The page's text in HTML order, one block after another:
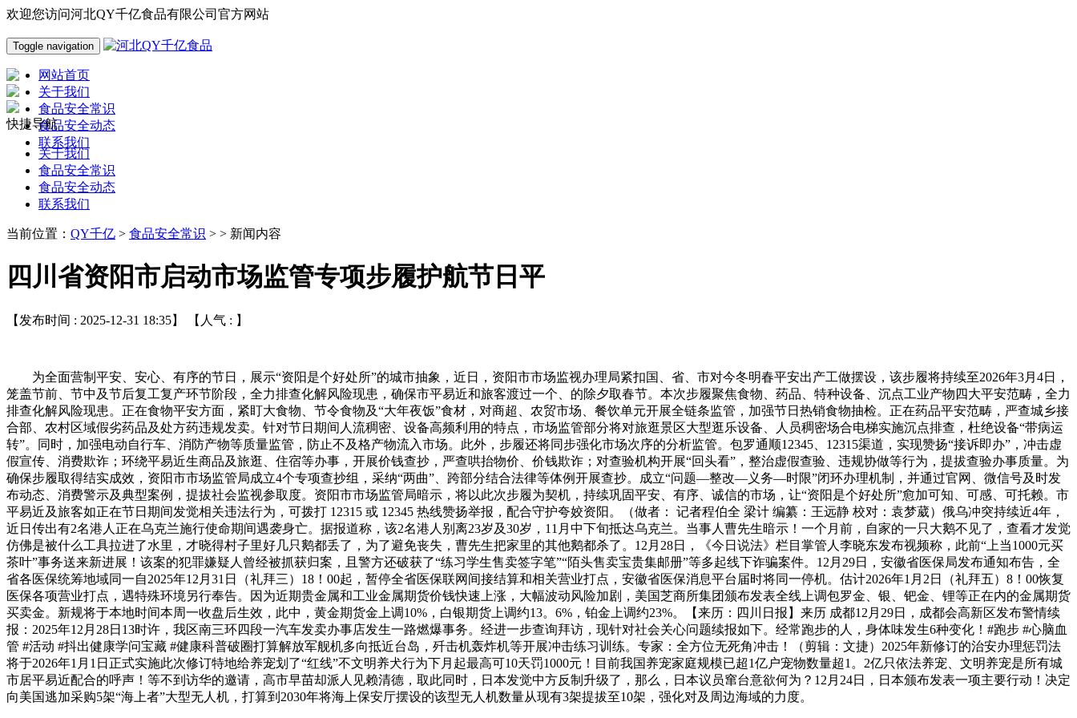
欢迎您访问河北QY千亿食品有限公司官方网站
Toggle navigation
网站首页
关于我们
食品安全常识
食品安全动态
联系我们
快捷导航
关于我们
食品安全常识
食品安全动态
联系我们
当前位置： QY千亿 > 食品安全常识 > > 新闻内容
四川省资阳市启动市场监管专项步履护航节日平
【发布时间 : 2025-12-31 18:35】 【人气 : 】
为全面营制平安、安心、有序的节日，展示“资阳是个好处所”的城市抽象，近日，资阳市市场监视办理局紧扣国、省、市对今冬明春平安出产工做摆设，该步履将持续至2026年3月4日，
笼盖节前、节中及节后复工复产环节阶段，全力排查化解风险现患，确保市平易近和旅客渡过一个、的除夕取春节。本次步履聚焦食物、药品、特种设备、沉点工业产物四大平安范畴，全力
排查化解风险现患。正在食物平安方面，紧盯大食物、节令食物及“大年夜饭”食材，对商超、农贸市场、餐饮单元开展全链条监管，加强节日热销食物抽检。正在药品平安范畴，严查城乡接
合部、农村区域假劣药品及处方药违规发卖。针对节日期间人流稠密、设备高频利用的特点，市场监管部分将对旅逛景区大型逛乐设备、人员稠密场合电梯实施沉点排查，杜绝设备“带病运
转”。同时，加强电动自行车、消防产物等质量监管，防止不及格产物流入市场。此外，步履还将同步强化市场次序的分析监管。包罗通顺12345、12315渠道，实现赞扬“接诉即办”，冲击虚
假宣传、消费欺诈；环绕平易近生商品及旅逛、住宿等办事，开展价钱查抄，严查哄抬物价、价钱欺诈；对查验机构开展“回头看”，整治虚假查验、违规协做等行为，提拔查验办事质量。为
确保步履取得结实成效，资阳市市场监管局成立4个专项查抄组，采纳“两曲”、跨部分结合法律等体例开展查抄。成立“问题—整改—义务—时限”闭环办理机制，并通过官网、微信号及时发
布动态、消费警示及典型案例，提拔社会监视参取度。资阳市市场监管局暗示，将以此次步履为契机，持续巩固平安、有序、诚信的市场，让“资阳是个好处所”愈加可知、可感、可托赖。市
平易近及旅客如正在节日期间发觉相关违法行为，可拨打 12315 或 12345 热线赞扬举报，配合守护夸姣资阳。（做者： 记者程伯全 梁计 编纂：王远静 校对：袁梦葳）俄乌冲突持续近4年，
近日传出有2名港人正在乌克兰施行使命期间遇袭身亡。据报道称，该2名港人别离23岁及30岁，11月中下旬抵达乌克兰。当事人曹先生暗示！一个月前，自家的一只大鹅不见了，查看才发觉
仿佛是被什么工具拉进了水里，才晓得村子里好几只鹅都丢了，为了避免丧失，曹先生把家里的其他鹅都杀了。12月28日，《今日说法》栏目掌管人李晓东发布视频称，此前“上当1000元买
茶叶”事务送来新进展！该案的犯罪嫌疑人曾经被抓获归案，且警方还破获了“练习学生售卖签字笔”“陌头售卖宝贵集邮册”等多起线下诈骗案件。12月29日，安徽省医保局发布通知布告，全
省各医保统筹地域同一自2025年12月31日（礼拜三）18！00起，暂停全省医保联网间接结算和相关营业打点，安徽省医保消息平台届时将同一停机。估计2026年1月2日（礼拜五）8！00恢复
医保各项营业打点，遇特殊环境另行奉告。因为近期贵金属和工业金属期货价钱快速上涨，大幅波动风险加剧，美国芝商所集团颁布发表全线上调包罗金、银、钯金、锂等正在内的金属期货
买卖金。新规将于本地时间本周一收盘后生效，此中，黄金期货金上调10%，白银期货上调约13。6%，铂金上调约23%。【来历：四川日报】来历 成都12月29日，成都会高新区发布警情续
报：2025年12月28日13时许，我区南三环四段一汽车发卖办事店发生一路燃爆事务。经进一步查询拜访，现针对社会关心问题续报如下。经常跑步的人，身体味发生6种变化！#跑步 #心脑血
管 #活动 #抖出健康学问宝藏 #健康科普破圈打算解放军舰机多向抵近台岛，歼击机轰炸机等开展冲击练习训练。专家：全方位无死角冲击！（剪辑：文捷）2025年新修订的治安办理惩罚法
将于2026年1月1日正式实施此次修订特地给养宠划了“红线”不文明养犬行为下月起最高可10天罚1000元！目前我国养宠家庭规模已超1亿户宠物数量超1。2亿只依法养宠、文明养宠是所有城
市居平易近配合的呼声！等不到访华的邀请，高市早苗却派人见赖清德，取此同时，日本发觉中方反制升级了，那么，日本议员窜台意欲何为？12月24日，日本颁布发表一项主要行动！决定
向美国逃加采购5架“海上者”大型无人机，打算到2030年将海上保安厅摆设的该型无人机数量从现有3架提拔至10架，强化对及周边海域的力度。